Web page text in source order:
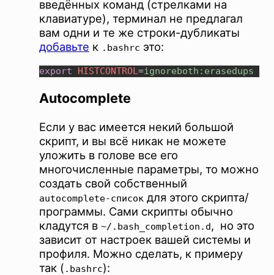
введённых команд (стрелками на
клавиатуре), терминал не предлагал
вам одни и те же строки-дубликаты
добавьте к .bashrc это:
export HISTCONTROL=
Autocomplete
Если у вас имеется некий большой
скрипт, и вы всё никак не можете
уложить в голове все его
многочисленные параметры, то можно
создать свой собственный
autocomplete-список для этого скрипта/
программы. Сами скрипты обычно
кладутся в ~/.bash_completion.d, но это
зависит от настроек вашей системы и
профиля. Можно сделать, к примеру
так ( .bashrc):